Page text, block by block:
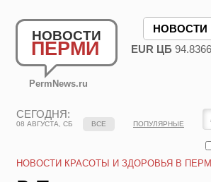
НОВОСТИ
ПЕРМИ
PermNews.ru
НОВОСТИ
EUR ЦБ 94.8366
СЕГОДНЯ:
08 АВГУСТА, СБ ВСЕ ПОПУЛЯРНЫЕ
НОВОСТИ КРАСОТЫ И ЗДОРОВЬЯ В